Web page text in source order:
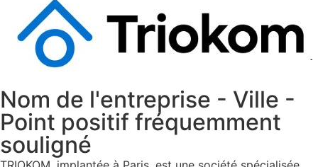
Nom de l'entreprise - Ville -
Point positif fréquemment
souligné